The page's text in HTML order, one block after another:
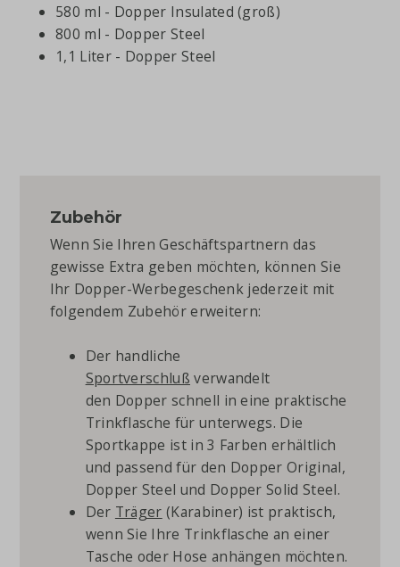
580 ml - Dopper Insulated (groß)
800 ml - Dopper Steel
1,1 Liter - Dopper Steel
Zubehör
Wenn Sie Ihren Geschäftspartnern das
gewisse Extra geben möchten, können Sie
Ihr Dopper-Werbegeschenk jederzeit mit
folgendem Zubehör erweitern:
Der handliche
Sportverschluß verwandelt
den Dopper schnell in eine praktische
Trinkflasche für unterwegs. Die
Sportkappe ist in 3 Farben erhältlich
und passend für den Dopper Original,
Dopper Steel und Dopper Solid Steel.
Der Träger (Karabiner) ist praktisch,
wenn Sie Ihre Trinkflasche an einer
Tasche oder Hose anhängen möchten.